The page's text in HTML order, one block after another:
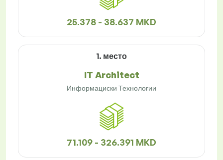
25.378 - 38.637 MKD
1. место
IT Architect
Информациски Технологии
71.109 - 326.391 MKD